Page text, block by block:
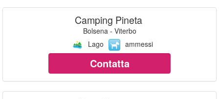
Camping Pineta
Bolsena - Viterbo
Lago
ammessi
Contatta